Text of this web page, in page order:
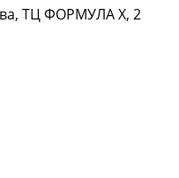
ТЦ ФОРМУЛА Х, 2